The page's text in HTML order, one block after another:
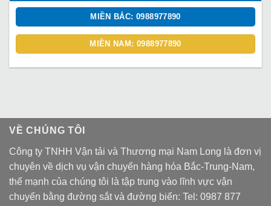
MIỀN BẮC: 0988977890
MIỀN NAM: 0988977890
VỀ CHÚNG TÔI
Công ty TNHH Vận tải và Thương mại Nam Long là đơn vị
chuyên về dịch vụ vận chuyển hàng hóa Bắc-Trung-Nam,
thế mạnh của chúng tôi là tập trung vào lĩnh vực vận
chuyển bằng đường sắt và đường biển: Tel: 0987 877